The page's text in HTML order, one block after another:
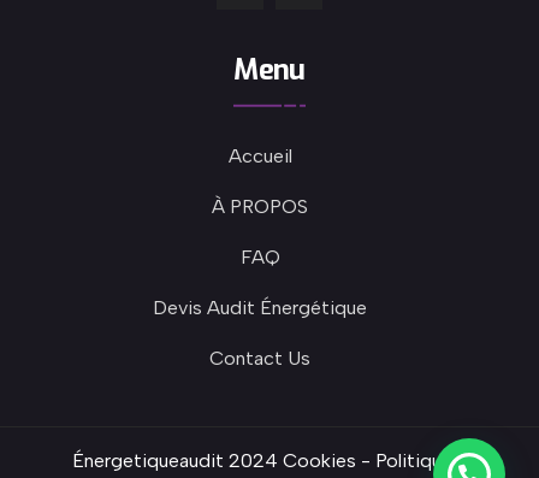
Menu
Accueil
À PROPOS
FAQ
Devis Audit Énergétique
Contact Us
Énergetiqueaudit 2024 Cookies - Politique de